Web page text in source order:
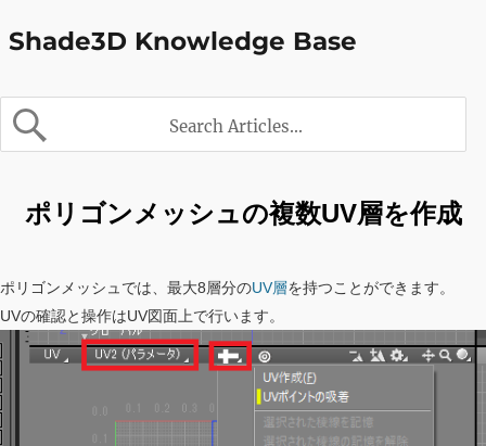
Shade3D Knowledge Base
ポリゴンメッシュの複数UV層を作成
ポリゴンメッシュでは、最大8層分のUV層を持つことができます。
UVの確認と操作はUV図面上で行います。